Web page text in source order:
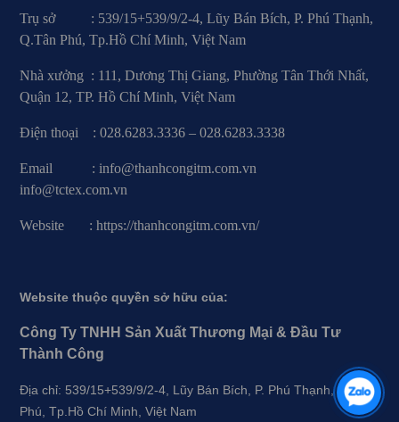
Trụ sở : 539/15+539/9/2-4, Lũy Bán Bích, P. Phú Thạnh,
Q.Tân Phú, Tp.Hồ Chí Minh, Việt Nam
Nhà xưởng : 111, Dương Thị Giang, Phường Tân Thới Nhất,
Quận 12, TP. Hồ Chí Minh, Việt Nam
Điện thoại : 028.6283.3336 – 028.6283.3338
Email : info@thanhcongitm.com.vn
info@tctex.com.vn
Website : https://thanhcongitm.com.vn/
Website thuộc quyền sở hữu của:
Công Ty TNHH Sản Xuất Thương Mại & Đầu Tư
Thành Công
Địa chỉ: 539/15+539/9/2-4, Lũy Bán Bích, P. Phú Thạnh, Q.Tân
Phú, Tp.Hồ Chí Minh, Việt Nam